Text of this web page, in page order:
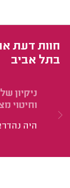
חוות דעת
בתל אביב
ניקיון
וחיטוי
היה נהדר!